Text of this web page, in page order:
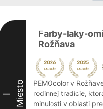
I Miesto
Farby-laky-
Rožňava
PEMOcolor v
rodinnej tradície,
minulosti v oblasti